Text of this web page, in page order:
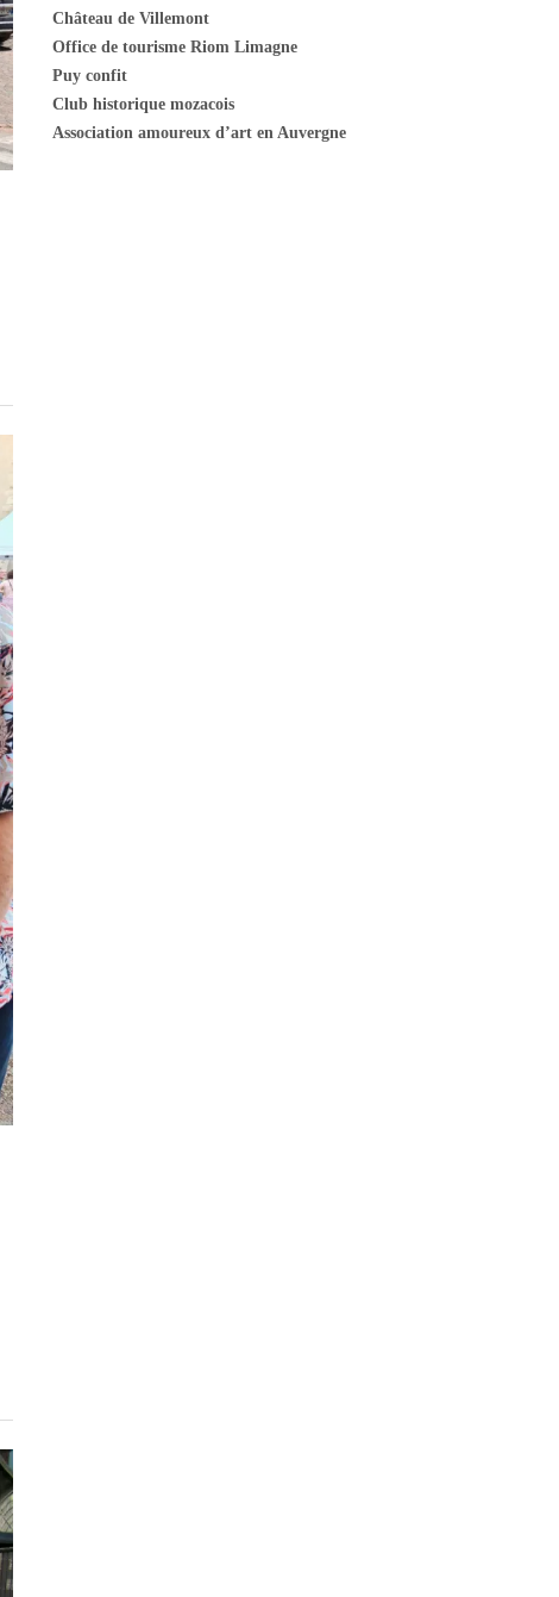
Château de Villemont
Office de tourisme Riom Limagne
Puy confit
Club historique mozacois
Association amoureux d’art en Auvergne